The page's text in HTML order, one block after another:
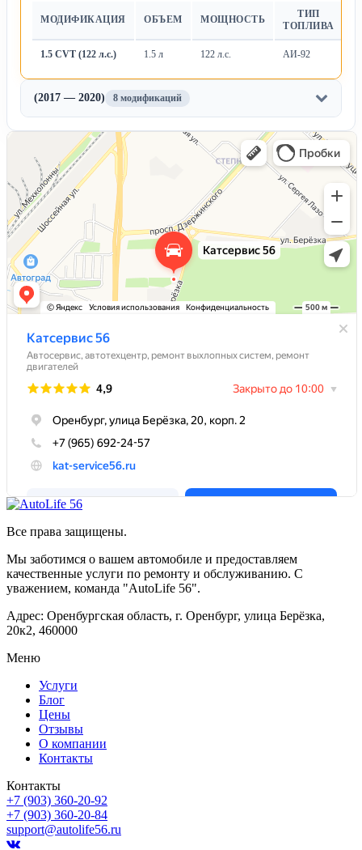
МОДИФИКАЦИЯ ОБЪЕМ МОЩНОСТЬ
ТИП
ТОПЛИВА
1.5 CVT (122 л.с.) 1.5 л 122 л.с. АИ-92
(2017 — 2020) 8 модификаций
Все права защищены.
Мы заботимся о вашем автомобиле и предоставляем
качественные услуги по ремонту и обслуживанию. С
уважением, команда "AutoLife 56".
Адрес: Оренбургская область, г. Оренбург, улица Берёзка,
20к2, 460000
Меню
Услуги
Блог
Цены
Отзывы
О компании
Контакты
Контакты
+7 (903) 360-20-92
+7 (903) 360-20-84
support@autolife56.ru